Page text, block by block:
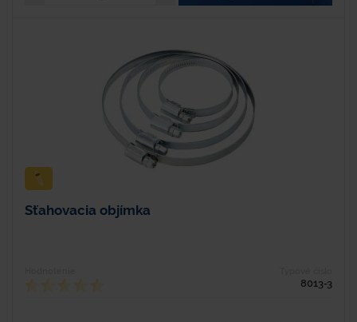
Sťahovacia objímka
8013-3